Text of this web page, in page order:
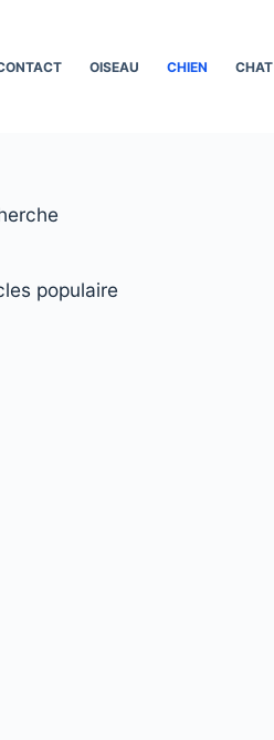
OISEAU CHIEN CHAT
populaire